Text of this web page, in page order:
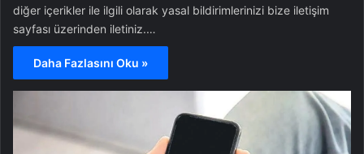
diğer içerikler ile ilgili olarak yasal bildirimlerinizi bize iletişim
sayfası üzerinden iletiniz.…
Daha Fazlasını Oku »